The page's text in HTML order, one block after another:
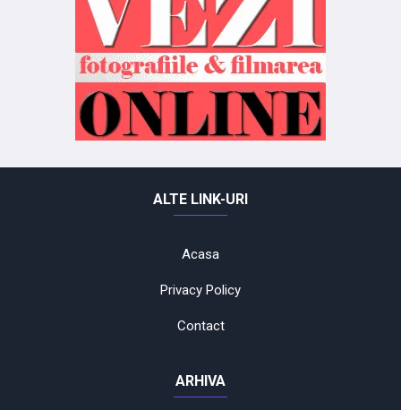
ALTE LINK-URI
Acasa
Privacy Policy
Contact
ARHIVA